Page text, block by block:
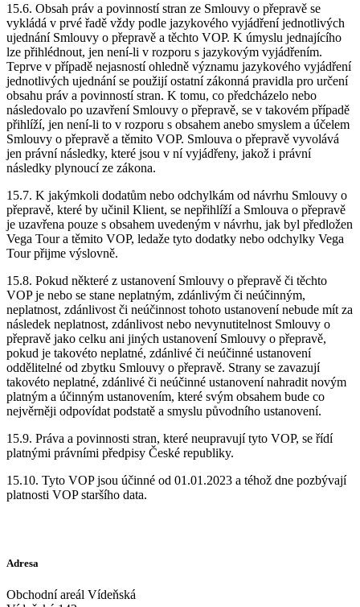
15.6. Obsah práv a povinností stran ze Smlouvy o přepravě se
vykládá v prvé řadě vždy podle jazykového vyjádření jednotlivých
ujednání Smlouvy o přepravě a těchto VOP. K úmyslu jednajícího
lze přihlédnout, jen není-li v rozporu s jazykovým vyjádřením.
Teprve v případě nejasností ohledně významu jazykového vyjádření
jednotlivých ujednání se použijí ostatní zákonná pravidla pro určení
obsahu práv a povinností stran. K tomu, co předcházelo nebo
následovalo po uzavření Smlouvy o přepravě, se v takovém případě
přihlíží, jen není-li to v rozporu s obsahem anebo smyslem a účelem
Smlouvy o přepravě a těmito VOP. Smlouva o přepravě vyvolává
jen právní následky, které jsou v ní vyjádřeny, jakož i právní
následky plynoucí ze zákona.
15.7. K jakýmkoli dodatům nebo odchylkám od návrhu Smlouvy o
přepravě, které by učinil Klient, se nepřihlíží a Smlouva o přepravě
je uzavřena pouze s obsahem uvedeným v návrhu, jak byl předložen
Vega Tour a těmito VOP, ledaže tyto dodatky nebo odchylky Vega
Tour přijme výslovně.
15.8. Pokud některé z ustanovení Smlouvy o přepravě či těchto
VOP je nebo se stane neplatným, zdánlivým či neúčinným,
neplatnost, zdánlivost či neúčinnost tohoto ustanovení nebude mít za
následek neplatnost, zdánlivost nebo nevynutitelnost Smlouvy o
přepravě jako celku ani jiných ustanovení Smlouvy o přepravě,
pokud je takovéto neplatné, zdánlivé či neúčinné ustanovení
oddělitelné od zbytku Smlouvy o přepravě. Strany se zavazují
takovéto neplatné, zdánlivé či neúčinné ustanovení nahradit novým
platným a účinným ustanovením, které svým obsahem bude co
nejvěrněji odpovídat podstatě a smyslu původního ustanovení.
15.9. Práva a povinnosti stran, které neupravují tyto VOP, se řídí
platnými právními předpisy České republiky.
15.10. Tyto VOP jsou účinné od 01.01.2023 a téhož dne pozbývají
platnosti VOP staršího data.
Adresa
Obchodní areál Vídeňská